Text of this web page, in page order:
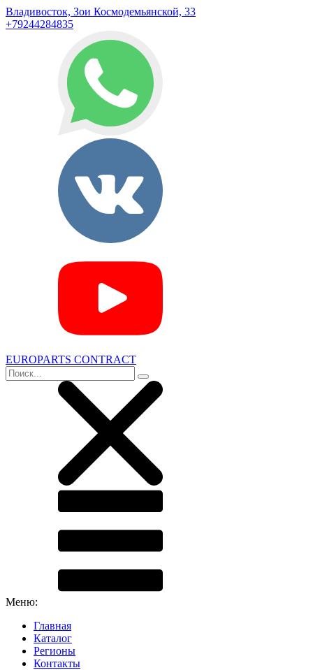
Владивосток, Зои Космодемьянской, 33
+79244284835
EUROPARTS CONTRACT
Меню:
Главная
Каталог
Регионы
Контакты